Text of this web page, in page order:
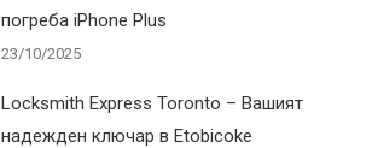
погреба iPhone Plus
23/10/2025
Locksmith Express Toronto – Вашият
надежден ключар в Etobicoke